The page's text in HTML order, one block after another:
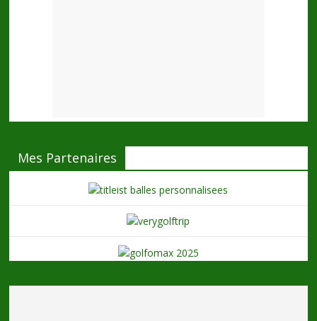
Mes Partenaires